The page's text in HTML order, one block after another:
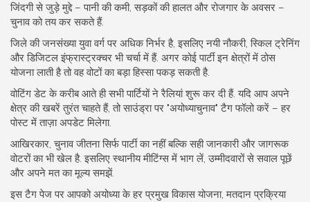
जिंदगी से जुड़े मुद्दे – पानी की कमी, सड़कों की हालत और रोजगार के अवसर –
चुनाव को तय कर सकते हैं.
जिले की जनसंख्या युवा वर्ग पर अधिक निर्भर है, इसलिए नयी नौकरी, स्किल ट्रेनिंग
और डिजिटल इंफ्रास्ट्रक्चर भी चर्चा में हैं. अगर कोई पार्टी इन क्षेत्रों में ठोस
योजना लाती है तो वह वोटों का बड़ा हिस्सा पकड़ सकती है.
वोटिंग डेट के करीब आते ही सभी पार्टियों ने रैलियां शुरू कर दी हैं. यदि आप अपने
क्षेत्र की खबरें तुरंत चाहते हैं, तो साउंड्रा पर "अयोध्याचुनाव" टैग फॉलो करें – हर
पोस्ट में ताज़ा अपडेट मिलेगा.
आखिरकार, चुनाव जीतना सिर्फ पार्टी का नहीं बल्कि सही जानकारी और जागरूक
वोटरों का भी खेल है. इसलिए स्थानीय मीटिंग्स में भाग लें, उम्मीदवारों से सवाल पूछें
और अपने मत का मूल्य समझें.
इस टैग पेज पर आपको अयोध्या के हर प्रमुख विकास योजना, मतदान प्रक्रिया